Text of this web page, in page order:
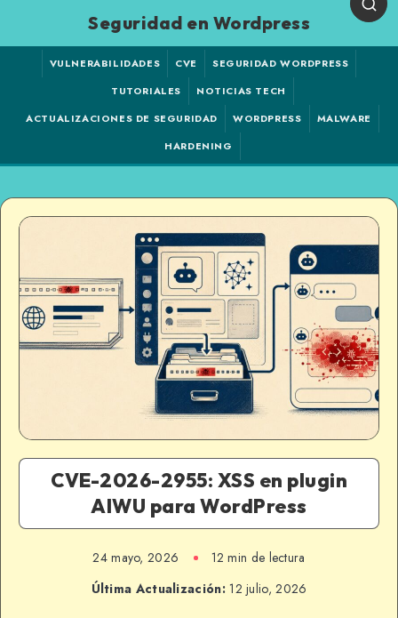
Seguridad en Wordpress
VULNERABILIDADES CVE
SEGURIDAD WORDPRESS
TUTORIALES
NOTICIAS TECH
ACTUALIZACIONES DE SEGURIDAD
WORDPRESS
MALWARE
HARDENING
CVE-2026-2955: XSS en plugin
AIWU para WordPress
24 mayo, 2026
12 min de lectura
Última Actualización:12 julio, 2026